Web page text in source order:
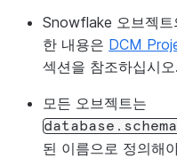
write_access:
STAGE :
teams
- name:
Snowflake 오브젝트
한 내용은 DCM
섹션을 참조하십시오.
모든 오브젝트는
된 이름으로 정의해